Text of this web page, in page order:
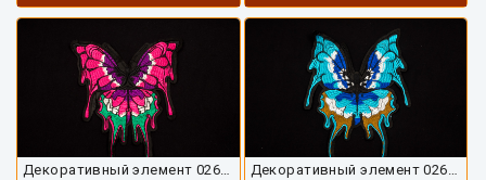
Декоративный элемент 02666ДВ-02
Декоративный элемент 02666ДВ-01